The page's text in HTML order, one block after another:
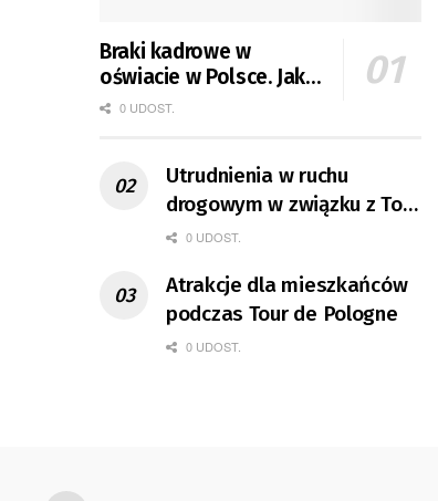
Braki kadrowe w
oświacie w Polsce. Jak
jest w Gorzowie?
0 UDOST.
Utrudnienia w ruchu
drogowym w związku z Tour
de Pologne
0 UDOST.
Atrakcje dla mieszkańców
podczas Tour de Pologne
0 UDOST.